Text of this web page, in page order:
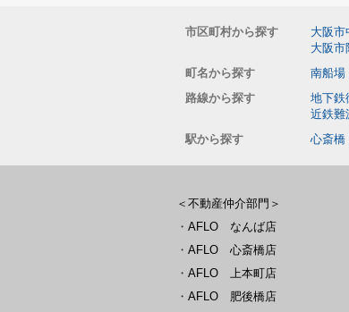
市区町村から探す 大阪市
大阪市
町名から探す
南船場
路線から探す
地下鉄
近鉄難
駅から探す
心斎橋
＜不動産仲介部門＞
・ AFLO なんば店
・ AFLO 心斎橋店
・ AFLO 上本町店
・ AFLO 肥後橋店